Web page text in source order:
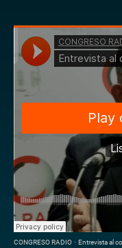
CONGRESO RADIO · Entrevista al